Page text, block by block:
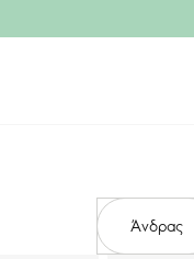
Άνδρας